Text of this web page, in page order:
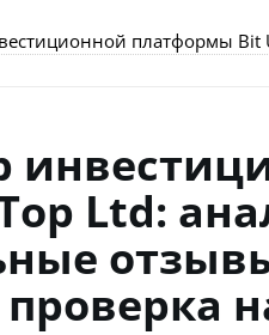
платформы Bit
Ltd: